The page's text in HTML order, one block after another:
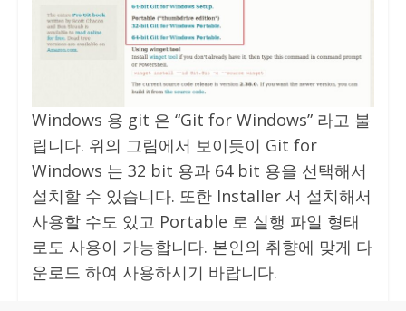
Windows 용 git 은 “Git for Windows” 라고 불
립니다. 위의 그림에서 보이듯이 Git for
Windows 는 32 bit 용과 64 bit 용을 선택해서
설치할 수 있습니다. 또한 Installer 서 설치해서
사용할 수도 있고 Portable 로 실행 파일 형태
로도 사용이 가능합니다. 본인의 취향에 맞게 다
운로드 하여 사용하시기 바랍니다.